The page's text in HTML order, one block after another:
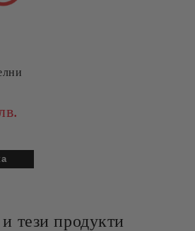
тези продукти